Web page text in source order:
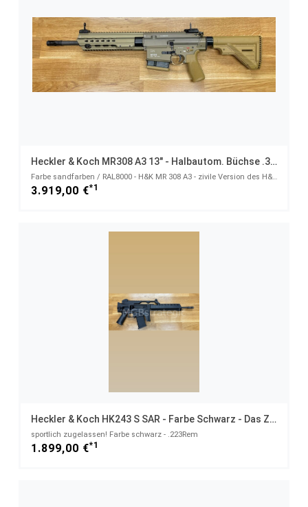
Heckler & Koch MR308 A3 13" - Halbautom. Büchse .308 Win.
Farbe sandfarben / RAL8000 - H&K MR 308 A3 - zivile Version des H&K 417 - .308 Win
3.919,00 €*1
Heckler & Koch HK243 S SAR - Farbe Schwarz - Das Zivile G36
sportlich zugelassen! Farbe schwarz - .223Rem
1.899,00 €*1